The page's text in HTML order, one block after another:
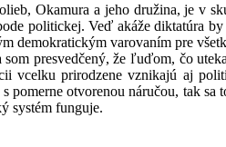
Okamura a jeho družina, je v
politickej. Veď akáže diktatúra
demokratickým varovaním pre
presvedčený, že ľuďom, čo
vcelku prirodzene vznikajú aj
pomerne otvorenou náručou, tak
systém funguje.